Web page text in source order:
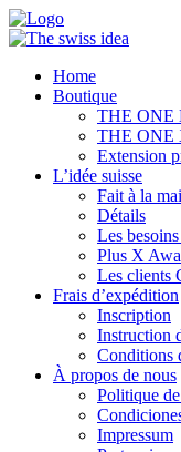
Home
Boutique
THE ONE
THE ONE
Extension
L’idée suisse
Fait à la
Détails
Les
Plus X
Les clients
Frais d’expédition
Inscription
Instruction
Conditions
À propos de nous
Politique
Impressum